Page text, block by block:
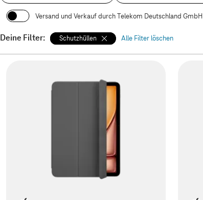
Versand und Verkauf durch Telekom Deutschland GmbH
Deine Filter: Schutzhüllen Alle Filter löschen